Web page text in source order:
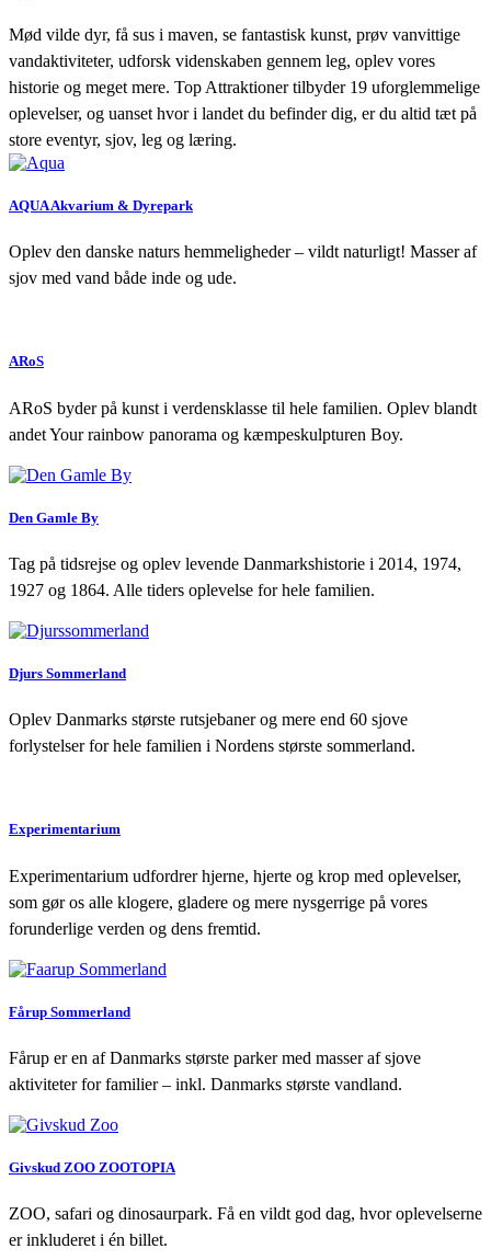
Mød vilde dyr, få sus i maven, se fantastisk kunst, prøv vanvittige
vandaktiviteter, udforsk videnskaben gennem leg, oplev vores
historie og meget mere. Top Attraktioner tilbyder 19 uforglemmelige
oplevelser, og uanset hvor i landet du befinder dig, er du altid tæt på
store eventyr, sjov, leg og læring.
AQUA Akvarium & Dyrepark
Oplev den danske naturs hemmeligheder – vildt naturligt! Masser af
sjov med vand både inde og ude.
ARoS
ARoS byder på kunst i verdensklasse til hele familien. Oplev blandt
andet Your rainbow panorama og kæmpeskulpturen Boy.
Den Gamle By
Tag på tidsrejse og oplev levende Danmarkshistorie i 2014, 1974,
1927 og 1864. Alle tiders oplevelse for hele familien.
Djurs Sommerland
Oplev Danmarks største rutsjebaner og mere end 60 sjove
forlystelser for hele familien i Nordens største sommerland.
Experimentarium
Experimentarium udfordrer hjerne, hjerte og krop med oplevelser,
som gør os alle klogere, gladere og mere nysgerrige på vores
forunderlige verden og dens fremtid.
Fårup Sommerland
Fårup er en af Danmarks største parker med masser af sjove
aktiviteter for familier – inkl. Danmarks største vandland.
Givskud ZOO ZOOTOPIA
ZOO, safari og dinosaurpark. Få en vildt god dag, hvor oplevelserne
er inkluderet i én billet.